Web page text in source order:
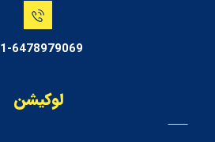
1-6478979069+
لوکیشن